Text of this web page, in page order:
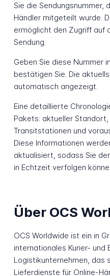
Sie die Sendungsnummer,
Händler mitgeteilt wurde.
ermöglicht den Zugriff auf
Sendung.
Geben Sie diese Nummer
bestätigen Sie. Die
automatisch angezeigt.
Eine detaillierte
Pakets: aktueller
Transitstationen und
Diese Informationen
aktualisiert, sodass Sie
in Echtzeit verfolgen
Über OCS
OCS Worldwide ist ein in
internationales Kurier- und
Logistikunternehmen, das
Lieferdienste für Online-